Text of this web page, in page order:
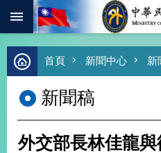
跳到主要內容區塊
進
階
尋
熱
首頁 新聞中心 新
新聞稿
外交部長林佳龍